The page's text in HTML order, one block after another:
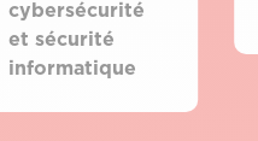
cybersécurité
et sécurité
informatique